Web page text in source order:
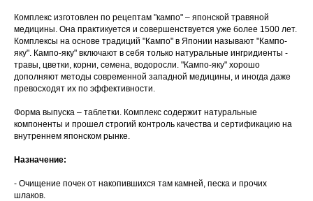
Комплекс изготовлен по рецептам "кампо" – японской травяной
медицины. Она практикуется и совершенствуется уже более 1500 лет.
Комплексы на основе традиций "Кампо" в Японии называют "Кампо-
яку". Кампо-яку" включают в себя только натуральные ингридиенты -
травы, цветки, корни, семена, водоросли. "Кампо-яку" хорошо
дополняют методы современной западной медицины, и иногда даже
превосходят их по эффективности.
Форма выпуска – таблетки. Комплекс содержит натуральные
компоненты и прошел строгий контроль качества и сертификацию на
внутреннем японском рынке.
Назначение:
- Очищение почек от накопившихся там камней, песка и прочих
шлаков.